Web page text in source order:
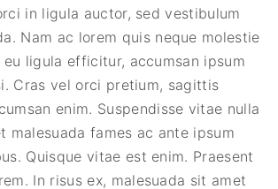
in ligula auctor, sed vestibulum
Nam ac lorem quis neque molestie
eu ligula efficitur, accumsan ipsum
Cras vel orci pretium, sagittis
enim. Suspendisse vitae nulla
malesuada fames ac ante ipsum
Quisque vitae est enim. Praesent
In risus ex, malesuada sit amet